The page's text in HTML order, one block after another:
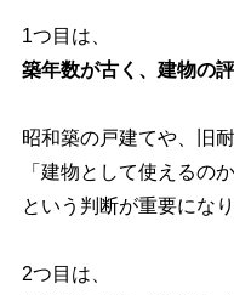
1つ目は、
築年数が古く、建物の
昭和築の戸建てや、旧
「建物として使えるの
という判断が重要になり
2つ目は、